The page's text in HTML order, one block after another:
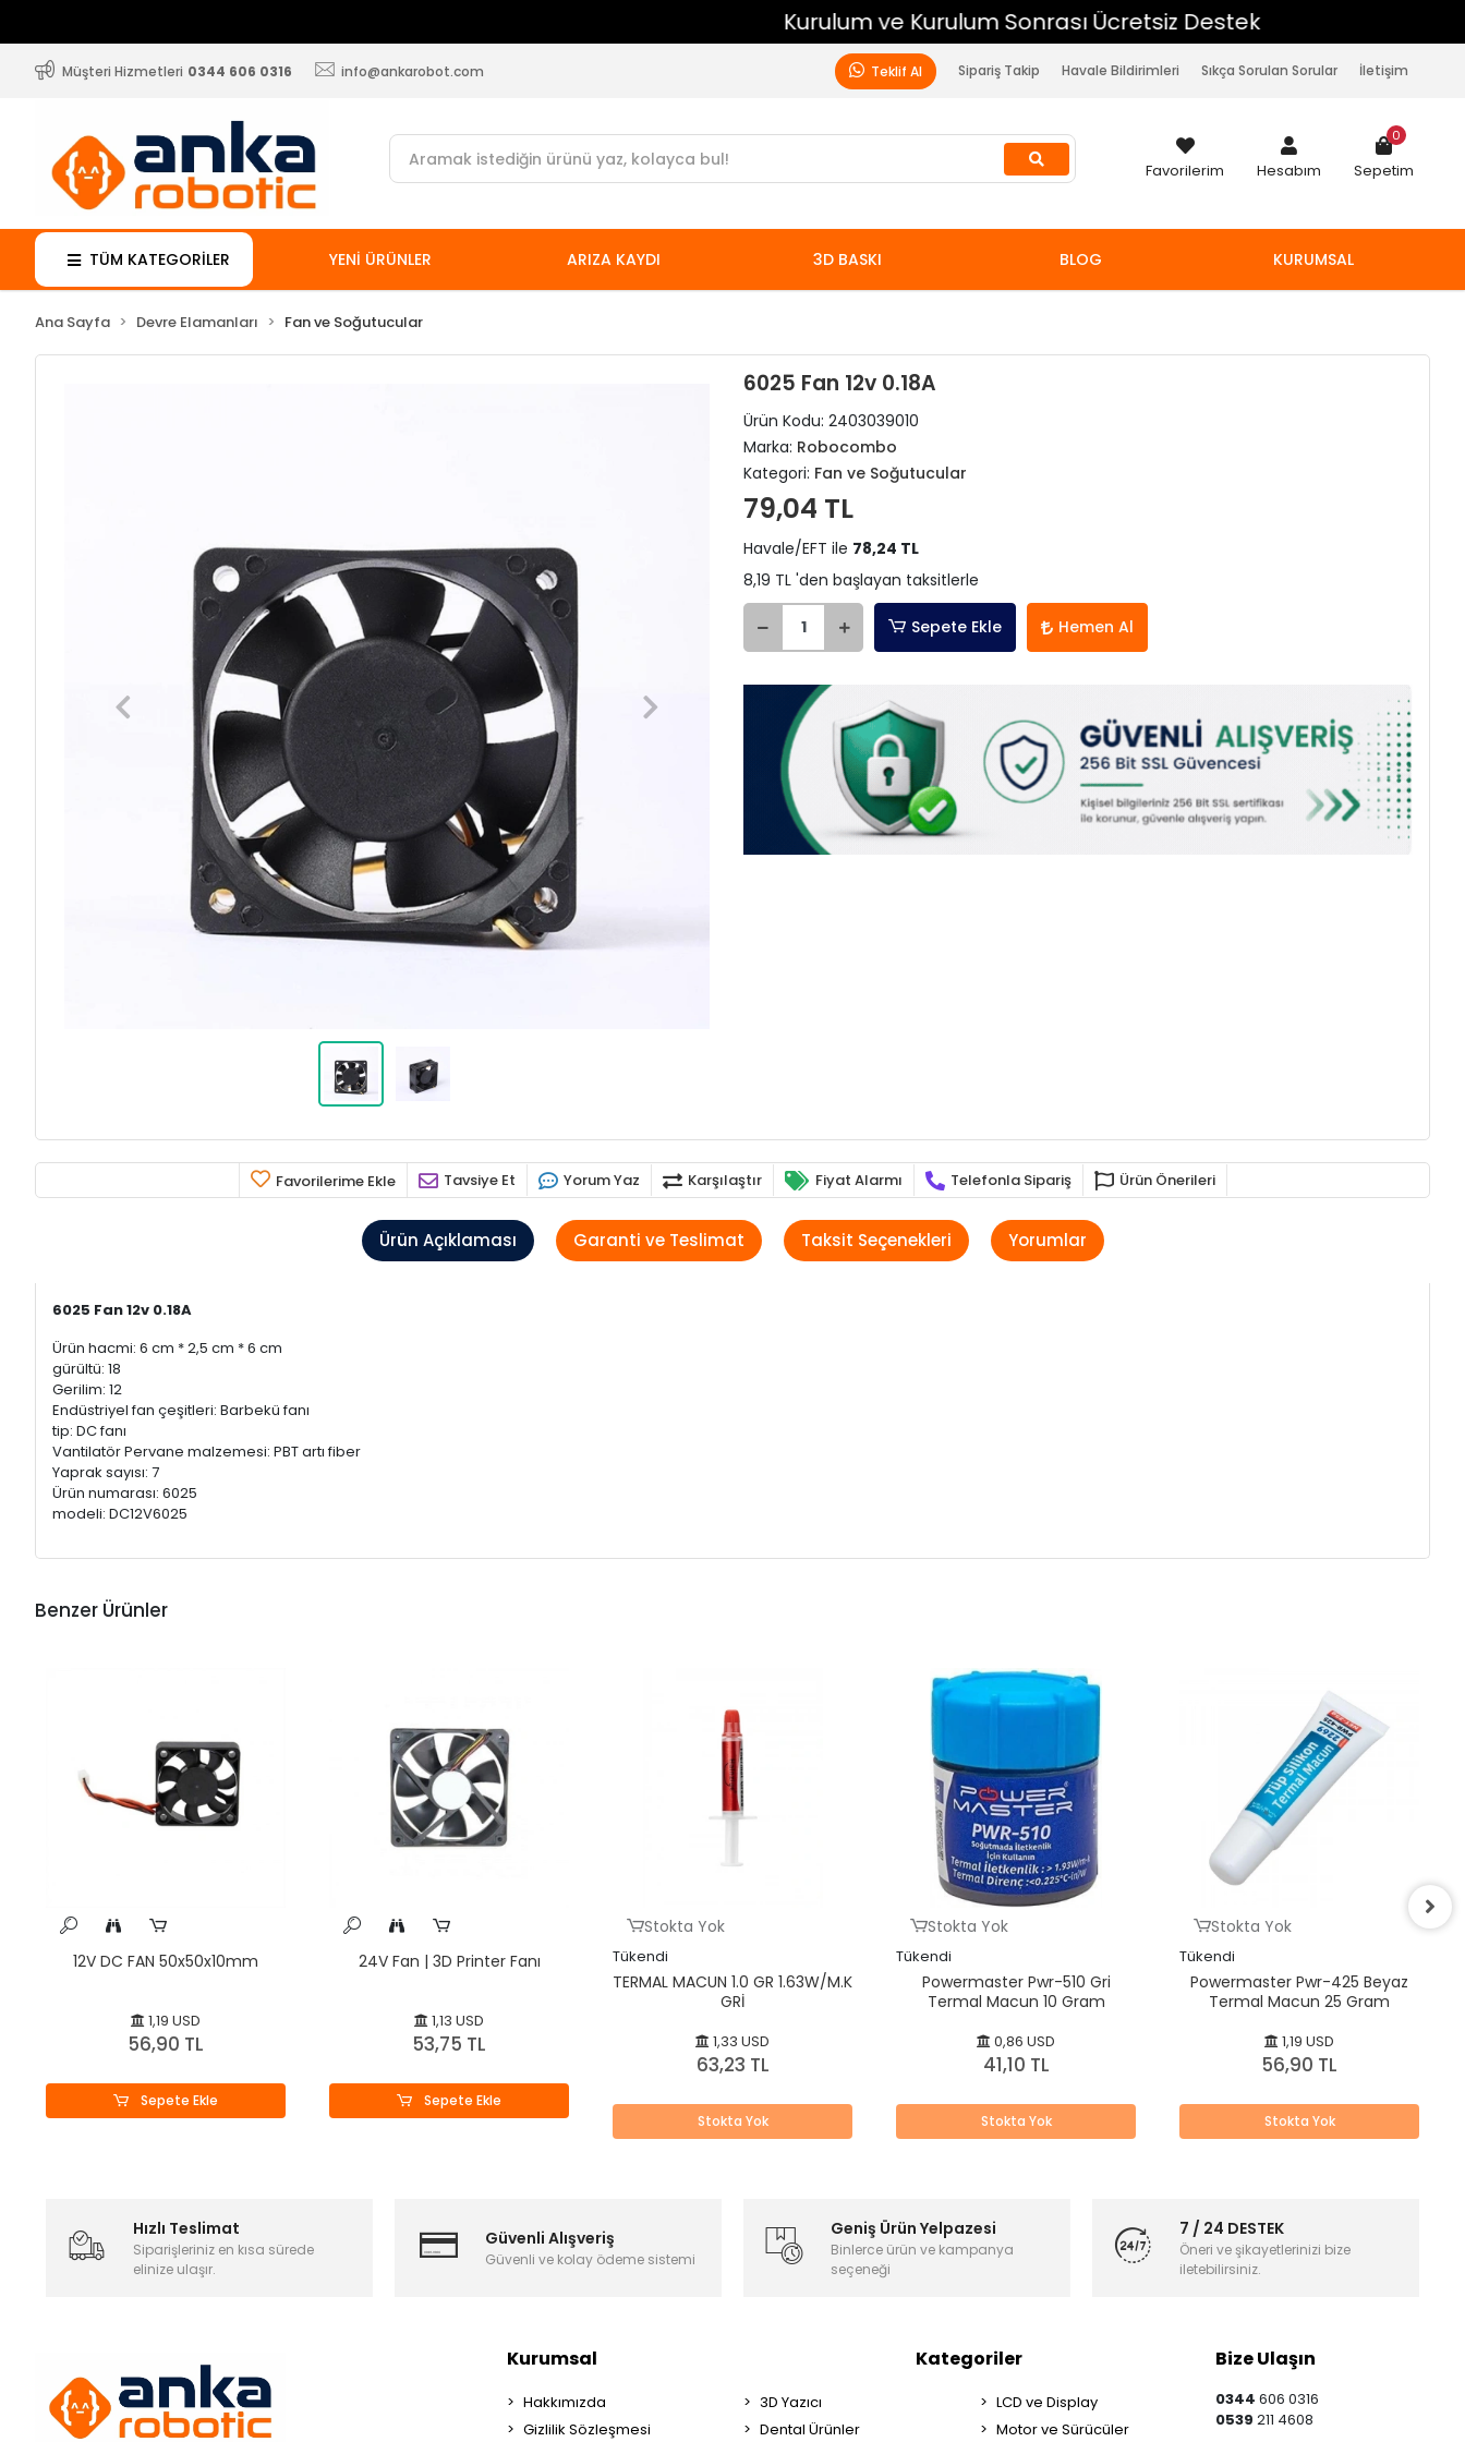
Kurulum ve Kurulum Sonrası Ücretsiz Destek
Müşteri Hizmetleri 0344 606 0316 info@ankarobot.com Teklif Al Sipariş Takip Havale Bildirimleri Sıkça Sorulan Sorular İletişim
Favorilerim Hesabım Sepetim
0
TÜM KATEGORİLER YENİ ÜRÜNLER ARIZA KAYDI 3D BASKI BLOG KURUMSAL
Ana Sayfa Devre Elamanları Fan ve Soğutucular
6025 Fan 12v 0.18A
Ürün Kodu: 2403039010
Marka: Robocombo
Kategori: Fan ve Soğutucular
79,04 TL
Havale/EFT ile 78,24 TL
8,19 TL 'den başlayan taksitlerle
Sepete Ekle Hemen Al
Favorilerime Ekle Tavsiye Et Yorum Yaz Karşılaştır Fiyat Alarmı Telefonla Sipariş Ürün Önerileri
Ürün Açıklaması Garanti ve Teslimat Taksit Seçenekleri Yorumlar
6025 Fan 12v 0.18A
Ürün hacmi: 6 cm * 2,5 cm * 6 cm
gürültü: 18
Gerilim: 12
Endüstriyel fan çeşitleri: Barbekü fanı
tip: DC fanı
Vantilatör Pervane malzemesi: PBT artı fiber
Yaprak sayısı: 7
Ürün numarası: 6025
modeli: DC12V6025
Benzer Ürünler
12V DC FAN 50x50x10mm
1,19 USD
56,90 TL
Sepete Ekle
24V Fan | 3D Printer Fanı
1,13 USD
53,75 TL
Sepete Ekle
Stokta Yok
Tükendi
TERMAL MACUN 1.0 GR 1.63W/M.K
GRİ
1,33 USD
63,23 TL
Stokta Yok
Stokta Yok
Tükendi
Powermaster Pwr-510 Gri
Termal Macun 10 Gram
0,86 USD
41,10 TL
Stokta Yok
Stokta Yok
Tükendi
Powermaster Pwr-425 Beyaz
Termal Macun 25 Gram
1,19 USD
56,90 TL
Stokta Yok
Hızlı Teslimat
Siparişleriniz en kısa sürede
elinize ulaşır.
Güvenli Alışveriş
Güvenli ve kolay ödeme sistemi
Geniş Ürün Yelpazesi
Binlerce ürün ve kampanya
seçeneği
7 / 24 DESTEK
Öneri ve şikayetlerinizi bize
iletebilirsiniz.
Kurumsal
Hakkımızda
Gizlilik Sözleşmesi
Kategoriler
3D Yazıcı
Dental Ürünler
LCD ve Display
Motor ve Sürücüler
Bize Ulaşın
0344606 0316
0539211 4608